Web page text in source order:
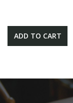
ADD TO CART